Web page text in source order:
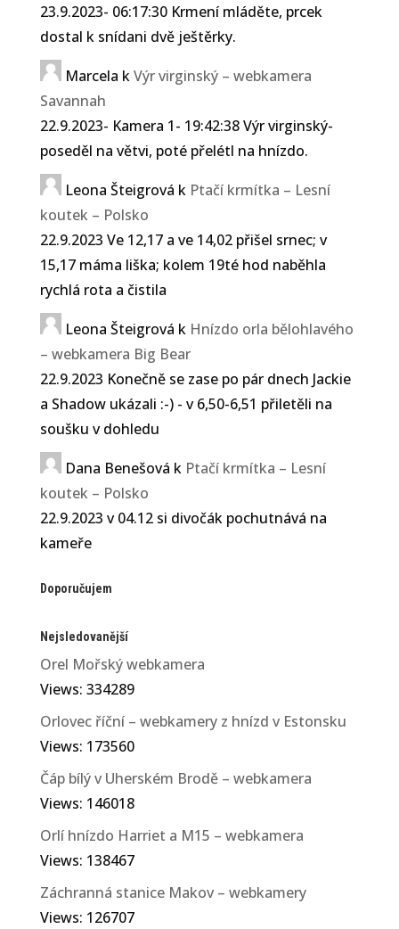
23.9.2023- 06:17:30 Krmení mláděte, prcek
dostal k snídani dvě ještěrky.
Marcela kVýr virginský – webkamera
Savannah
22.9.2023- Kamera 1- 19:42:38 Výr virginský-
poseděl na větvi, poté přelétl na hnízdo.
Leona Šteigrová k Ptačí krmítka – Lesní
koutek – Polsko
22.9.2023 Ve 12,17 a ve 14,02 přišel srnec; v
15,17 máma liška; kolem 19té hod naběhla
rychlá rota a čistila
Leona Šteigrová k Hnízdo orla bělohlavého
– webkamera Big Bear
22.9.2023 Konečně se zase po pár dnech Jackie
a Shadow ukázali :-) - v 6,50-6,51 přiletěli na
soušku v dohledu
Dana Benešová k Ptačí krmítka – Lesní
koutek – Polsko
22.9.2023 v 04.12 si divočák pochutnává na
kameře
Doporučujem
Nejsledovanější
Orel Mořský webkamera
Views: 334289
Orlovec říční – webkamery z hnízd v Estonsku
Views: 173560
Čáp bílý v Uherském Brodě – webkamera
Views: 146018
Orlí hnízdo Harriet a M15 – webkamera
Views: 138467
Záchranná stanice Makov – webkamery
Views: 126707